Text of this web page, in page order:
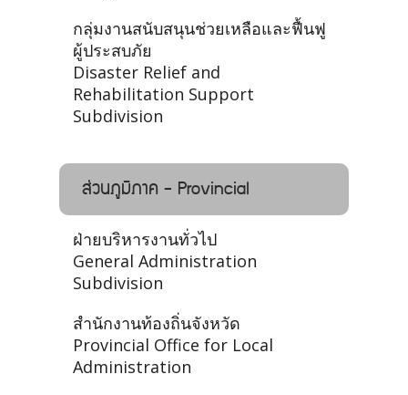
กลุ่มงานสนับสนุนช่วยเหลือและฟื้นฟู
ผู้ประสบภัย
Disaster Relief and
Rehabilitation Support
Subdivision
ส่วนภูมิภาค - Provincial
ฝ่ายบริหารงานทั่วไป
General Administration
Subdivision
สำนักงานท้องถิ่นจังหวัด
Provincial Office for Local
Administration